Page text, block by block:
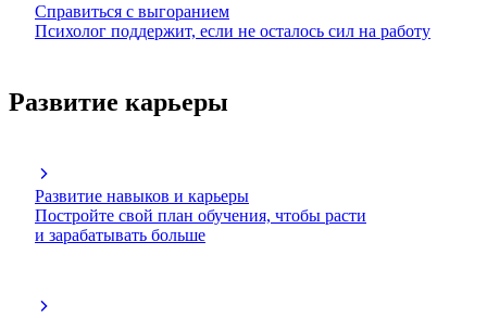
Справиться с выгоранием
Психолог поддержит, если не осталось сил на работу
Развитие карьеры
Развитие навыков и карьеры
Постройте свой план обучения, чтобы расти
и зарабатывать больше